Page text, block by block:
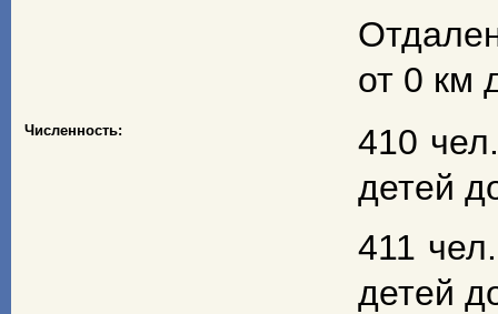
от 0 км
Численность:
410
детей
411
детей